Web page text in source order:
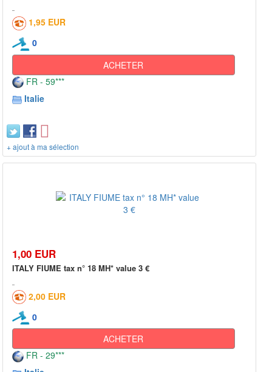
1,95 EUR
0
ACHETER
FR - 59***
Italie
+ ajout à ma sélection
1,00 EUR
ITALY FIUME tax n° 18 MH* value 3 €
2,00 EUR
0
ACHETER
FR - 29***